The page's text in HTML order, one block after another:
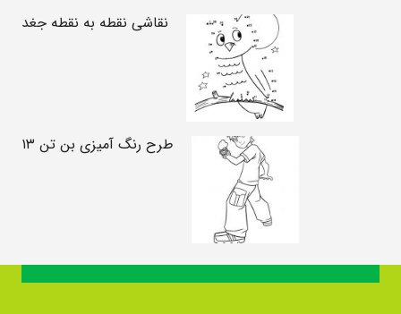
نقاشی نقطه به نقطه جغد
طرح رنگ آمیزی بن تن ۱۳